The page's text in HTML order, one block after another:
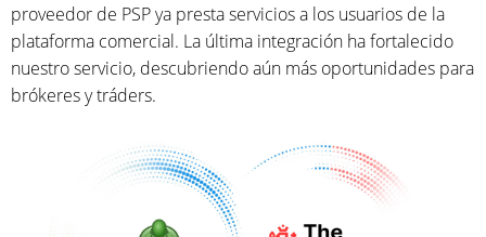
proveedor de PSP ya presta servicios a los usuarios de la
plataforma comercial. La última integración ha fortalecido
nuestro servicio, descubriendo aún más oportunidades para
brókeres y tráders.